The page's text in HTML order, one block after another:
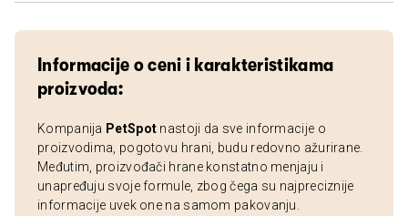
Informacije o ceni i karakteristikama
proizvoda:
Kompanija PetSpot nastoji da sve informacije o
proizvodima, pogotovu hrani, budu redovno ažurirane.
Međutim, proizvođači hrane konstatno menjaju i
unapređuju svoje formule, zbog čega su najpreciznije
informacije uvek one na samom pakovanju.